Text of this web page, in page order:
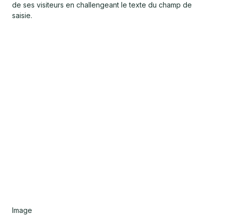
de ses visiteurs en challengeant le texte du champ de
saisie.
Image